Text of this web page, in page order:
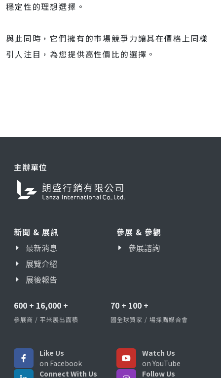
穩定性的理想選擇。
與此同時，它們擁有的市場競爭力讓其在價格上同樣
引人注目，為您提供高性價比的選擇。
主辦單位
新聞 & 展訊
最新消息
展覽介紹
展後報告
參展 & 參觀
參展諮詢
600 + 16,000 +
參展商 / 平米展出面積
70 + 100 +
國全球買家 / 場採購媒合會
Like Us
on Facebook
Watch Us
on YouTube
Connect With Us
Follow Us